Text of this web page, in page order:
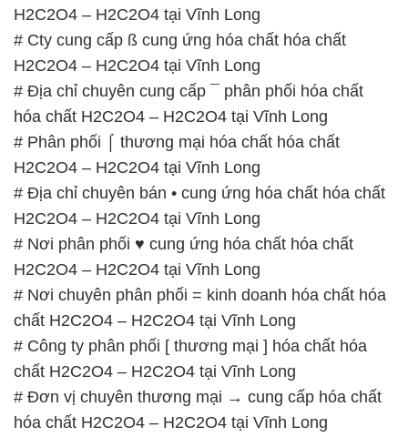
H2C2O4 – H2C2O4 tại Vĩnh Long
# Cty cung cấp ß cung ứng hóa chất hóa chất
H2C2O4 – H2C2O4 tại Vĩnh Long
# Địa chỉ chuyên cung cấp ¯ phân phối hóa chất
hóa chất H2C2O4 – H2C2O4 tại Vĩnh Long
# Phân phối ⌠ thương mại hóa chất hóa chất
H2C2O4 – H2C2O4 tại Vĩnh Long
# Địa chỉ chuyên bán • cung ứng hóa chất hóa chất
H2C2O4 – H2C2O4 tại Vĩnh Long
# Nơi phân phối ♥ cung ứng hóa chất hóa chất
H2C2O4 – H2C2O4 tại Vĩnh Long
# Nơi chuyên phân phối = kinh doanh hóa chất hóa
chất H2C2O4 – H2C2O4 tại Vĩnh Long
# Công ty phân phối [ thương mại ] hóa chất hóa
chất H2C2O4 – H2C2O4 tại Vĩnh Long
# Đơn vị chuyên thương mại → cung cấp hóa chất
hóa chất H2C2O4 – H2C2O4 tại Vĩnh Long